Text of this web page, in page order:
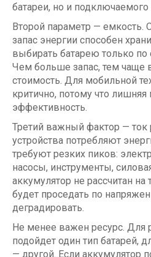
батареи, но и подключаемого
Второй параметр — емкость.
запас энергии способен
выбирать батарею только по
Чем больше запас, тем чаще
стоимость. Для мобильной
критично, потому что лишняя
эффективность.
Третий важный фактор — ток
устройства потребляют
требуют резких пиков:
насосы, инструменты,
аккумулятор не рассчитан на
будет проседать по
деградировать.
Не менее важен ресурс. Для
подойдет один тип батарей,
— другой. Если аккумулятор